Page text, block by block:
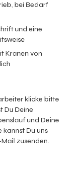
bei Bedarf
und eine
Kranen von
klicke bitte
Du Deine
und Deine
Du uns
zusenden.